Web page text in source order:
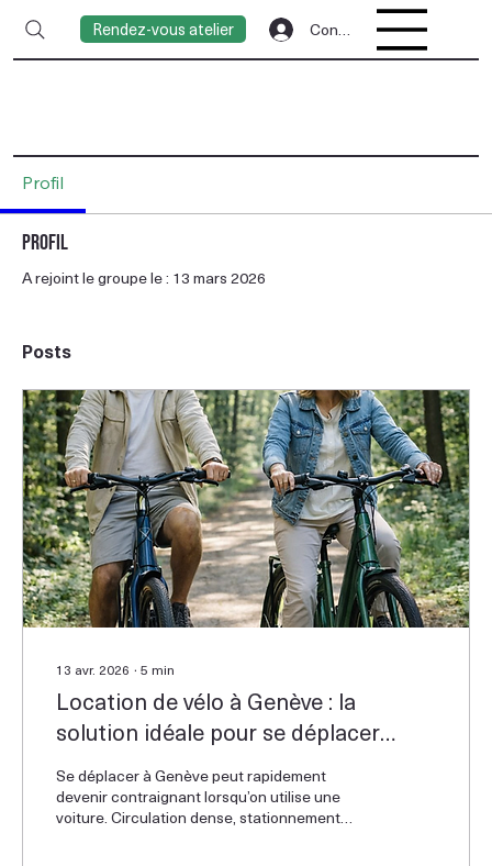
Rendez-vous atelier Connexion
Profil
Profil
A rejoint le groupe le : 13 mars 2026
Posts
13 avr. 2026 ∙ 5 min
Location de vélo à Genève : la
solution idéale pour se déplacer
librement en ville
Se déplacer à Genève peut rapidement
devenir contraignant lorsqu’on utilise une
voiture. Circulation dense, stationnement